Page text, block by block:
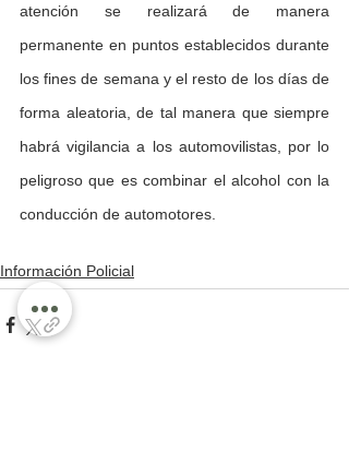
atención se realizará de manera
permanente en puntos establecidos durante
los fines de semana y el resto de los días de
forma aleatoria, de tal manera que siempre
habrá vigilancia a los automovilistas, por lo
peligroso que es combinar el alcohol con la
conducción de automotores.
Información Policial